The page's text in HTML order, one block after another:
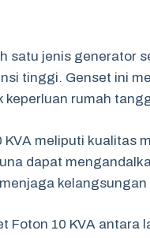
satu jenis generator
tinggi. Genset ini
rumah
meliputi kualitas
dapat
Foton 10 KVA antara